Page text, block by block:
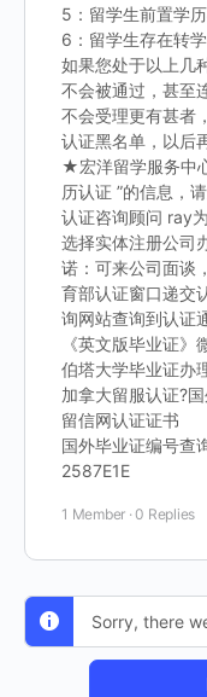
5：留学生前置学
6：留学生存在转
如果您处于以上几
不会被通过，甚至
不会受理更有甚者
认证黑名单，以后
★宏洋留学服务中
历认证 ”的信息，
认证咨询顾问 ray
选择实体注册公司
诺：可来公司面谈
育部认证窗口递交
询网站查询到认证
《英文版毕业证
伯塔大学毕业证办
加拿大留服认证?
留信网认证证书
国外毕业证编号查
2587E1E
1 Member ·0 Replies
Sorry, there